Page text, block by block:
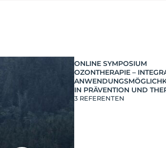
ONLINE SYMPOSIUM
OZONTHERAPIE –
IN PRÄVENTION UND
3 REFERENTEN